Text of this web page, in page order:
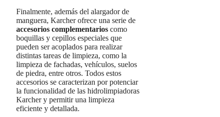
Finalmente, además del alargador de
manguera, Karcher ofrece una serie de
accesorios complementarios como
boquillas y cepillos especiales que
pueden ser acoplados para realizar
distintas tareas de limpieza, como la
limpieza de fachadas, vehículos, suelos
de piedra, entre otros. Todos estos
accesorios se caracterizan por potenciar
la funcionalidad de las hidrolimpiadoras
Karcher y permitir una limpieza
eficiente y detallada.